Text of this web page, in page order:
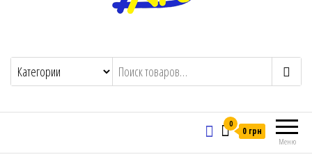
Меню
0
0 грн